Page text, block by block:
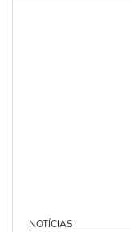
NOTÍCIAS